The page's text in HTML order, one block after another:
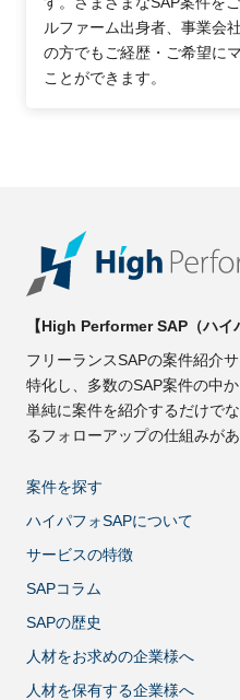
ルファーム出身者、事業会
の方でもご経歴・ご希望に
ことができます。
【High Performer SAP（ハイ
フリーランスSAPの案件紹介
特化し、多数のSAP案件の中
単純に案件を紹介するだけで
るフォローアップの仕組みがあ
案件を探す
ハイパフォSAPについて
サービスの特徴
SAPコラム
SAPの歴史
人材をお求めの企業様へ
人材を保有する企業様へ